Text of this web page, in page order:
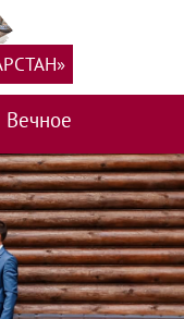
Вечное